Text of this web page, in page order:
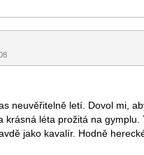
neuvěřitelně letí. Dovol mi,
krásná léta prožitá na
jako kavalír. Hodně